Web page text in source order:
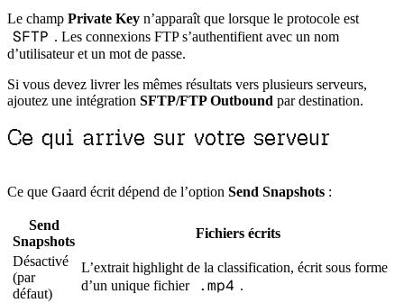
Le champ Private Key n’apparaît que lorsque le protocole est
SFTP . Les connexions FTP s’authentifient avec un nom
d’utilisateur et un mot de passe.
Si vous devez livrer les mêmes résultats vers plusieurs serveurs,
ajoutez une intégration SFTP/FTP Outbound par destination.
Ce qui arrive sur votre serveur
Ce que Gaard écrit dépend de l’option Send Snapshots :
Send
Snapshots
Fichiers écrits
Désactivé
(par
défaut)
L’extrait highlight de la classification, écrit sous forme
d’un unique fichier
.mp4 .